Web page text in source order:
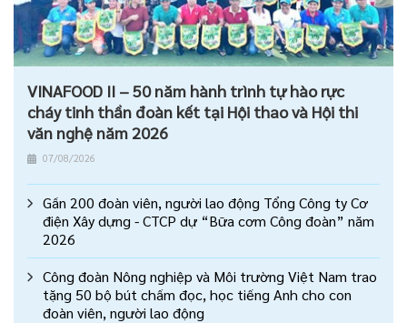
VINAFOOD II – 50 năm hành trình tự hào rực
cháy tinh thần đoàn kết tại Hội thao và Hội thi
văn nghệ năm 2026
07/08/2026
Gần 200 đoàn viên, người lao động Tổng Công ty Cơ
điện Xây dựng - CTCP dự “Bữa cơm Công đoàn” năm
2026
Công đoàn Nông nghiệp và Môi trường Việt Nam trao
tặng 50 bộ bút chấm đọc, học tiếng Anh cho con
đoàn viên, người lao động